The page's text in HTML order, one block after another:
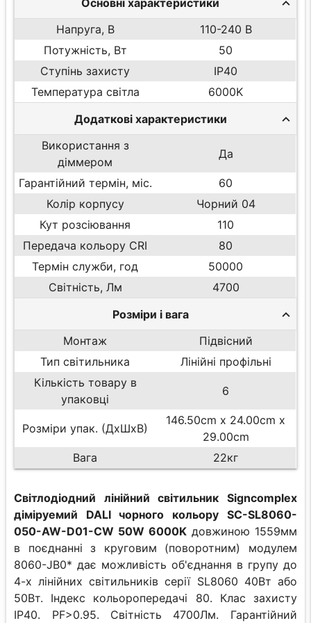
Напруга, В
110-240 В
Потужність, Вт
50
Ступінь захисту
IP40
Температура світла
6000K
Додаткові характеристики
Використання з
діммером
Да
Гарантійний термін, міс.
60
Колір корпусу
Чорний 04
Кут розсіювання
110
Передача кольору CRI
80
Термін служби, год
50000
Світність, Лм
4700
Розміри і вага
Монтаж
Підвісний
Тип світильника
Лінійні профільні
Кількість товару в
упаковці
6
Розміри упак. (ДхШхВ)
146.50cm x 24.00cm x
29.00cm
Вага
22кг
Світлодіодний лінійний світильник Signcomplex
діміруемий DALI чорного кольору SC-SL8060-
050-AW-D01-CW 50W 6000K довжиною 1559мм
в поєднанні з круговим (поворотним) модулем
8060-JB0* дає можливість об'єднання в групу до
4-х лінійних світильників серії SL8060 40Вт або
50Вт. Індекс кольоропередачі 80. Клас захисту
IP40. PF>0.95. Світність 4700Лм. Гарантійний